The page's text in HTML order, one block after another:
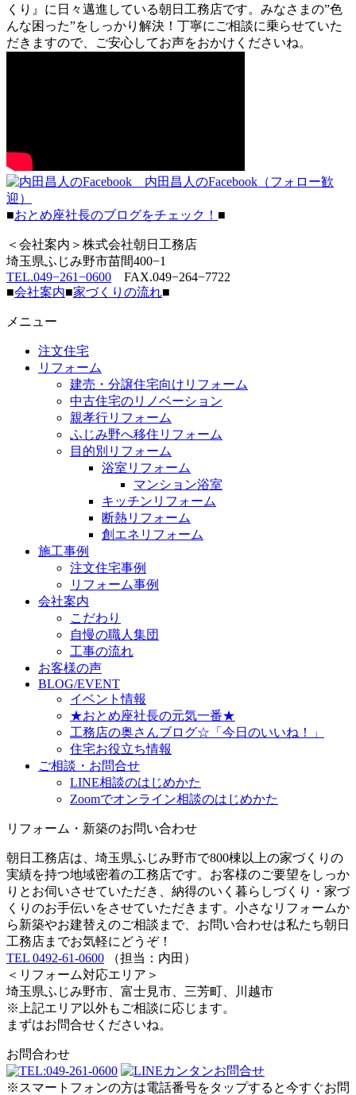
くり』に日々邁進している朝日工務店です。みなさまの”色
んな困った”をしっかり解決！丁寧にご相談に乗らせていた
だきますので、ご安心してお声をおかけくださいね。
内田昌人のFacebook（フォロー歓
迎）
■おとめ座社長のブログをチェック！ ■
＜会社案内＞株式会社朝日工務店
埼玉県ふじみ野市苗間400−1
TEL.049−261−0600 FAX.049−264−7722
■会社案内■家づくりの流れ■
メニュー
注文住宅
リフォーム
建売・分譲住宅向けリフォーム
中古住宅のリノベーション
親孝行リフォーム
ふじみ野へ移住リフォーム
目的別リフォーム
浴室リフォーム
マンション浴室
キッチンリフォーム
断熱リフォーム
創エネリフォーム
施工事例
注文住宅事例
リフォーム事例
会社案内
こだわり
自慢の職人集団
工事の流れ
お客様の声
BLOG/EVENT
イベント情報
★おとめ座社長の元気一番★
工務店の奥さんブログ☆「今日のいいね！」
住宅お役立ち情報
ご相談・お問合せ
LINE相談のはじめかた
Zoomでオンライン相談のはじめかた
リフォーム・新築のお問い合わせ
朝日工務店は、埼玉県ふじみ野市で800棟以上の家づくりの
実績を持つ地域密着の工務店です。お客様のご要望をしっか
りとお伺いさせていただき、納得のいく暮らしづくり・家づ
くりのお手伝いをさせていただきます。小さなリフォームか
ら新築やお建替えのご相談まで、お問い合わせは私たち朝日
工務店までお気軽にどうぞ！
TEL 0492-61-0600 （担当：内田）
＜リフォーム対応エリア＞
埼玉県ふじみ野市、富士見市、三芳町、川越市
※上記エリア以外もご相談に応じます。
まずはお問合せくださいね。
お問合わせ
※スマートフォンの方は電話番号をタップすると今すぐお問